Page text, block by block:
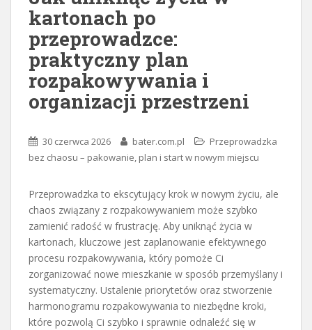
kartonach po
przeprowadzce:
praktyczny plan
rozpakowywania i
organizacji przestrzeni
30 czerwca 2026 bater.com.pl
Przeprowadzka
bez chaosu – pakowanie, plan i start w nowym miejscu
Przeprowadzka to ekscytujący krok w nowym życiu, ale
chaos związany z rozpakowywaniem może szybko
zamienić radość w frustrację. Aby uniknąć życia w
kartonach, kluczowe jest zaplanowanie efektywnego
procesu rozpakowywania, który pomoże Ci
zorganizować nowe mieszkanie w sposób przemyślany i
systematyczny. Ustalenie priorytetów oraz stworzenie
harmonogramu rozpakowywania to niezbędne kroki,
które pozwolą Ci szybko i sprawnie odnaleźć się w